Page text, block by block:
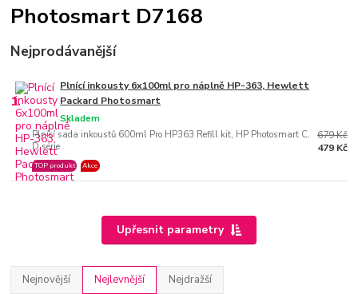
Photosmart D7168
Nejprodávanější
1.
Plnící inkousty 6x100ml pro náplně HP-363, Hewlett
Packard Photosmart
Plnící sada inkoustů 600ml Pro HP363 Refill kit, HP Photosmart C,
D série
Skladem
TOP produkt Akce
679 Kč
479 Kč
Upřesnit parametry
Nejnovější Nejlevnější Nejdražší